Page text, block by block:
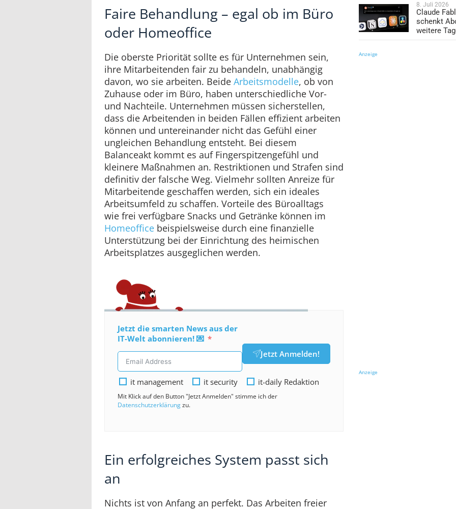
Faire Behandlung – egal ob im Büro
oder Homeoffice
Die oberste Priorität sollte es für Unternehmen sein,
ihre Mitarbeitenden fair zu behandeln, unabhängig
davon, wo sie arbeiten. Beide Arbeitsmodelle, ob von
Zuhause oder im Büro, haben unterschiedliche Vor-
und Nachteile. Unternehmen müssen sicherstellen,
dass die Arbeitenden in beiden Fällen effizient arbeiten
können und untereinander nicht das Gefühl einer
ungleichen Behandlung entsteht. Bei diesem
Balanceakt kommt es auf Fingerspitzengefühl und
kleinere Maßnahmen an. Restriktionen und Strafen sind
definitiv der falsche Weg. Vielmehr sollten Anreize für
Mitarbeitende geschaffen werden, sich ein ideales
Arbeitsumfeld zu schaffen. Vorteile des Büroalltags
wie frei verfügbare Snacks und Getränke können im
Homeoffice beispielsweise durch eine finanzielle
Unterstützung bei der Einrichtung des heimischen
Arbeitsplatzes ausgeglichen werden.
Jetzt die smarten News aus der
IT-Welt abonnieren! 💌
Jetzt Anmelden!
it management it security it-daily Redaktion
Mit Klick auf den Button "Jetzt Anmelden" stimme ich der
Datenschutzerklärungzu.
Ein erfolgreiches System passt sich
an
Nichts ist von Anfang an perfekt. Das Arbeiten freier
8. Juli 2026
Claude
schenkt
weitere
Anzeige
Anzeige